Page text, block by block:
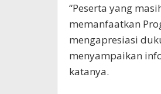
“Peserta yang
memanfaatkan
mengapresiasi
menyampaikan
katanya.